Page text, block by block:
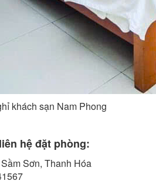
khách sạn Nam Phong
hệ đặt phòng:
Sơn, Thanh Hóa